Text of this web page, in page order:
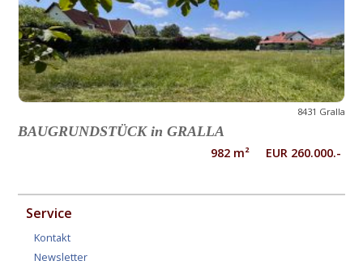
8431 Gralla
BAUGRUNDSTÜCK in GRALLA
982 m² EUR 260.000.-
Service
Kontakt
Newsletter